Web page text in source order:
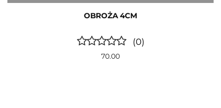
OBROŻA 4CM
(0)
70.00